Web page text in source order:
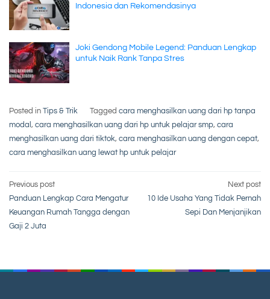
Indonesia dan Rekomendasinya
Joki Gendong Mobile Legend: Panduan Lengkap
untuk Naik Rank Tanpa Stres
Posted in Tips & Trik Tagged cara menghasilkan uang dari hp tanpa
modal , cara menghasilkan uang dari hp untuk pelajar smp, cara
menghasilkan uang dari tiktok, cara menghasilkan uang dengan cepat,
cara menghasilkan uang lewat hp untuk pelajar
Post
navigation
Previous post
Panduan Lengkap Cara Mengatur
Keuangan Rumah Tangga dengan
Gaji 2 Juta
Next post
10 Ide Usaha Yang Tidak Pernah
Sepi Dan Menjanjikan